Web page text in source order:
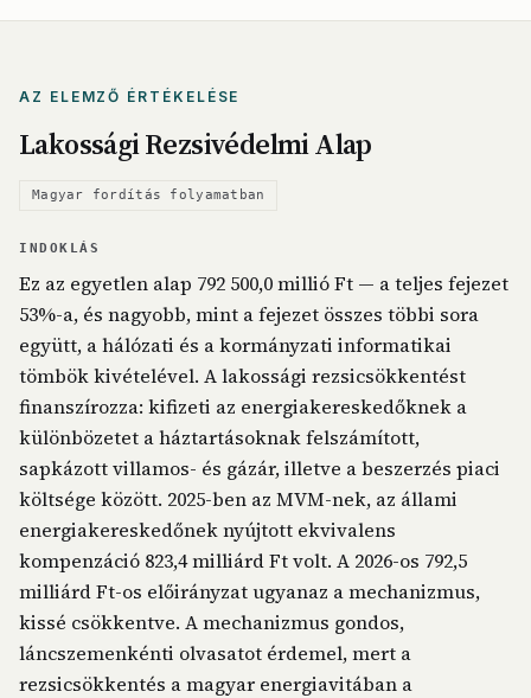
AZ ELEMZŐ ÉRTÉKELÉSE
Lakossági Rezsivédelmi Alap
Magyar fordítás folyamatban
INDOKLÁS
Ez az egyetlen alap 792 500,0 millió Ft — a teljes fejezet
53%-a, és nagyobb, mint a fejezet összes többi sora
együtt, a hálózati és a kormányzati informatikai
tömbök kivételével. A lakossági rezsicsökkentést
finanszírozza: kifizeti az energiakereskedőknek a
különbözetet a háztartásoknak felszámított,
sapkázott villamos- és gázár, illetve a beszerzés piaci
költsége között. 2025-ben az MVM-nek, az állami
energiakereskedőnek nyújtott ekvivalens
kompenzáció 823,4 milliárd Ft volt. A 2026-os 792,5
milliárd Ft-os előirányzat ugyanaz a mechanizmus,
kissé csökkentve. A mechanizmus gondos,
láncszemenkénti olvasatot érdemel, mert a
rezsicsökkentés a magyar energiavitában a